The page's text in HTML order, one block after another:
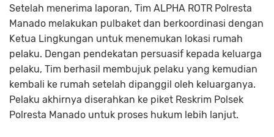
Setelah menerima laporan, Tim ALPHA ROTR Polresta
Manado melakukan pulbaket dan berkoordinasi dengan
Ketua Lingkungan untuk menemukan lokasi rumah
pelaku. Dengan pendekatan persuasif kepada keluarga
pelaku, Tim berhasil membujuk pelaku yang kemudian
kembali ke rumah setelah dipanggil oleh keluarganya.
Pelaku akhirnya diserahkan ke piket Reskrim Polsek
Polresta Manado untuk proses hukum lebih lanjut.